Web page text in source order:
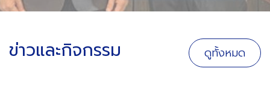
ข่าวและกิจกรรม ดูทั้งหมด